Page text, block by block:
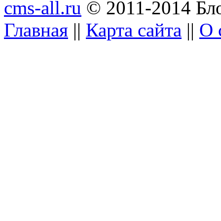
cms-all.ru © 2011-2014
Главная || Карта сайта || О